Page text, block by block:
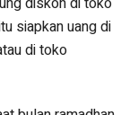
siapkan uang di
di toko